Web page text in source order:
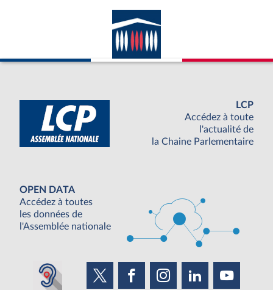
LCP
Accédez à toute
l'actualité de
la Chaine Parlementaire
OPEN DATA
Accédez à toutes
les données de
l'Assemblée nationale